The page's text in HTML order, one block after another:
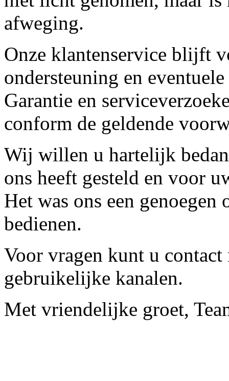
afweging.
Onze klantenservice blijft
ondersteuning en
Garantie en
conform de geldende
Wij willen u hartelijk
ons heeft gesteld en voor
Het was ons een
bedienen.
Voor vragen kunt u contact
gebruikelijke kanalen.
Met vriendelijke groet,